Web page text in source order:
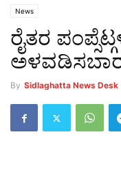
News
ರೈತರ
By Sidlaghatta News Desk